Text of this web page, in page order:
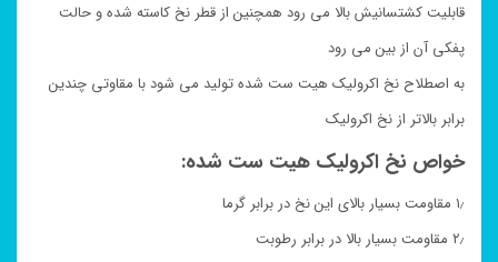
قابلیت کشتسانیش بالا می رود همچنین از قطر نخ کاسته شده و حالت
پفکی آن از بین می رود
به اصطلاح نخ اکرولیک هیت ست شده تولید می شود با مقاوتی چندین
برابر بالاتر از نخ اکرولیک
خواص نخ اکرولیک هیت ست شده:
۱٫ مقاومت بسیار بالای این نخ در برابر گرما
۲٫ مقاومت بسیار بالا در برابر رطوبت